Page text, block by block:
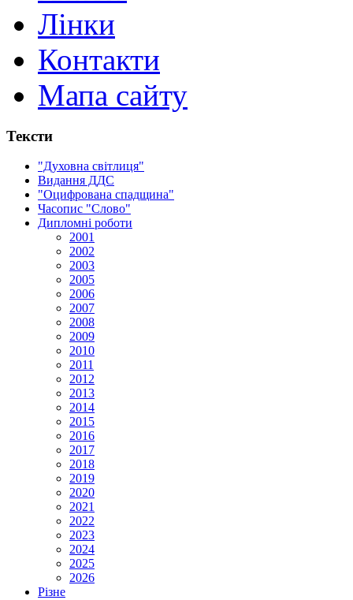
Лінки
Контакти
Мапа сайту
Тексти
"Духовна світлиця"
Видання ДДС
"Оцифрована спадщина"
Часопис "Слово"
Дипломні роботи
2001
2002
2003
2005
2006
2007
2008
2009
2010
2011
2012
2013
2014
2015
2016
2017
2018
2019
2020
2021
2022
2023
2024
2025
2026
Різне